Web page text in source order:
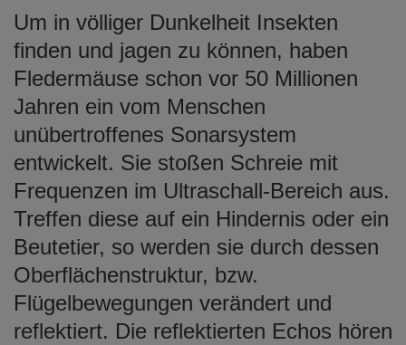
Um in völliger Dunkelheit Insekten
finden und jagen zu können, haben
Fledermäuse schon vor 50 Millionen
Jahren ein vom Menschen
unübertroffenes Sonarsystem
entwickelt. Sie stoßen Schreie mit
Frequenzen im Ultraschall-Bereich aus.
Treffen diese auf ein Hindernis oder ein
Beutetier, so werden sie durch dessen
Oberflächenstruktur, bzw.
Flügelbewegungen verändert und
reflektiert. Die reflektierten Echos hören